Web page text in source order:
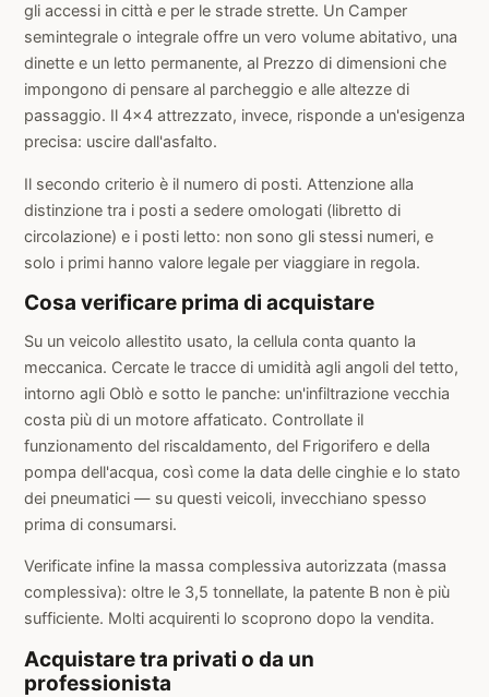
gli accessi in città e per le strade strette. Un Camper
semintegrale o integrale offre un vero volume abitativo, una
dinette e un letto permanente, al Prezzo di dimensioni che
impongono di pensare al parcheggio e alle altezze di
passaggio. Il 4×4 attrezzato, invece, risponde a un'esigenza
precisa: uscire dall'asfalto.
Il secondo criterio è il numero di posti. Attenzione alla
distinzione tra i posti a sedere omologati (libretto di
circolazione) e i posti letto: non sono gli stessi numeri, e
solo i primi hanno valore legale per viaggiare in regola.
Cosa verificare prima di acquistare
Su un veicolo allestito usato, la cellula conta quanto la
meccanica. Cercate le tracce di umidità agli angoli del tetto,
intorno agli Oblò e sotto le panche: un'infiltrazione vecchia
costa più di un motore affaticato. Controllate il
funzionamento del riscaldamento, del Frigorifero e della
pompa dell'acqua, così come la data delle cinghie e lo stato
dei pneumatici — su questi veicoli, invecchiano spesso
prima di consumarsi.
Verificate infine la massa complessiva autorizzata (massa
complessiva): oltre le 3,5 tonnellate, la patente B non è più
sufficiente. Molti acquirenti lo scoprono dopo la vendita.
Acquistare tra privati o da un
professionista